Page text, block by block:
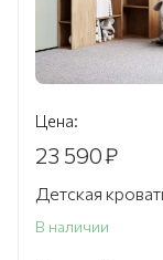
Цена:
23 590₽
Детская
В наличии